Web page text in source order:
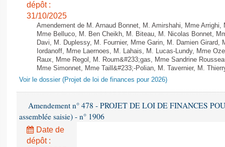
dépôt :
31/10/2025
Amendement de M. Arnaud Bonnet, M. Amirshahi, Mme
Mme Belluco, M. Ben Cheikh, M. Biteau, M. Nicolas Bonnet,
Davi, M. Duplessy, M. Fournier, Mme Garin, M. Damien Girard,
Iordanoff, Mme Laernoes, M. Lahais, M. Lucas-Lundy, Mme
Raux, Mme Regol, M. Roum&#233;gas, Mme Sandrine
Mme Simonnet, Mme Taill&#233;-Polian, M. Tavernier, M.
Voir le dossier (Projet de loi de finances pour 2026)
Amendement n° 478 - PROJET DE LOI DE FINANCES
assemblée saisie) - n° 1906
Date de
dépôt :